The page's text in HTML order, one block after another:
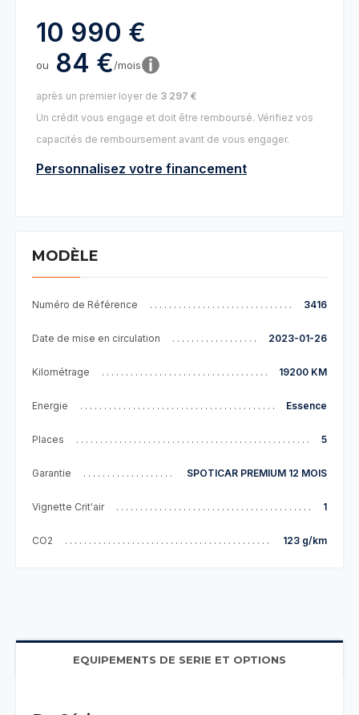
10 990 €
ou 84 €/mois
après un premier loyer de 3 297 €
Un crédit vous engage et doit être remboursé. Vérifiez vos
capacités de remboursement avant de vous engager.
Personnalisez votre financement
MODÈLE
Numéro de Référence 3416
Date de mise en circulation 2023-01-26
Kilométrage 19200 KM
Energie Essence
Places 5
Garantie SPOTICAR PREMIUM 12 MOIS
Vignette Crit'air 1
CO2 123 g/km
EQUIPEMENTS DE SERIE ET OPTIONS